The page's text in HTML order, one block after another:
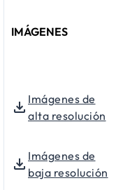
IMÁGENES
Imágenes de
alta resolución
Imágenes de
baja resolución